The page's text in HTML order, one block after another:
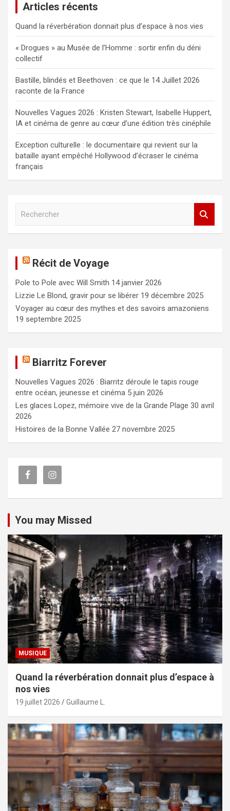
Articles récents
Quand la réverbération donnait plus d’espace à nos vies
« Drogues » au Musée de l’Homme : sortir enfin du déni
collectif
Bastille, blindés et Beethoven : ce que le 14 Juillet 2026
raconte de la France
Nouvelles Vagues 2026 : Kristen Stewart, Isabelle Huppert,
IA et cinéma de genre au cœur d’une édition très cinéphile
Exception culturelle : le documentaire qui revient sur la
bataille ayant empêché Hollywood d’écraser le cinéma
français
h
e
r
Récit de Voyage
Pole to Pole avec Will Smith 14 janvier 2026
Lizzie Le Blond, gravir pour se libérer 19 décembre 2025
Voyager au cœur des mythes et des savoirs amazoniens
19 septembre 2025
Biarritz Forever
Nouvelles Vagues 2026 : Biarritz déroule le tapis rouge
entre océan, jeunesse et cinéma 5 juin 2026
Les glaces Lopez, mémoire vive de la Grande Plage 30 avril
2026
Histoires de la Bonne Vallée 27 novembre 2025
You may Missed
MUSIQUE
Quand la réverbération donnait plus d’espace à
nos vies
19 juillet 2026 Guillaume L.